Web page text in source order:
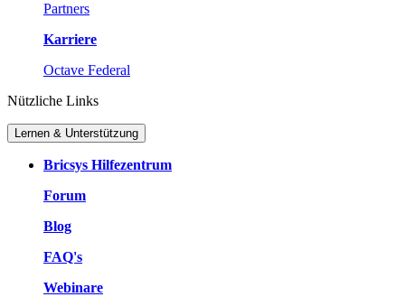
Partners
Karriere
Octave Federal
Nützliche Links
Lernen & Unterstützung
Bricsys Hilfezentrum
Forum
Blog
FAQ's
Webinare